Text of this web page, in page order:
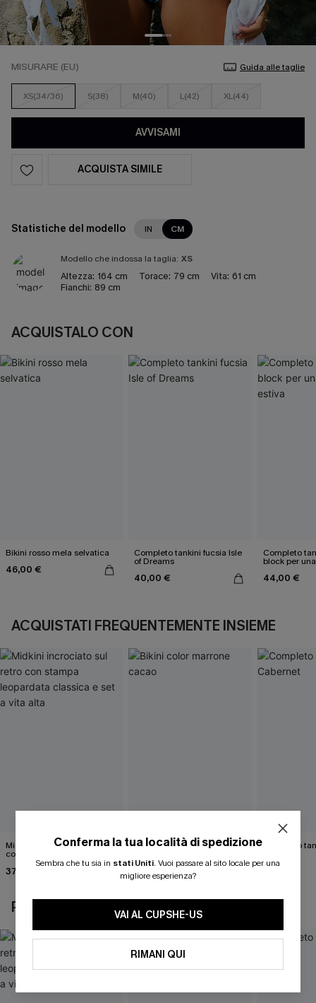
MISURARE (EU) Guida alle taglie
XS(34/36) S(38) M(40) L(42) XL(44)
AVVISAMI
ACQUISTA SIMILE
Statistiche del modello IN CM
Modello che indossa la taglia: XS
Altezza: 164 cm Torace: 79 cm Vita: 61 cm
Fianchi: 89 cm
ACQUISTALO CON
Bikini rosso mela selvatica
46,00 €
Completo tankini fucsia Isle
of Dreams
40,00 €
Completo
block per
44,00 €
ACQUISTATI FREQUENTEMENTE INSIEME
Midkini incrociato sul retro
con stampa leopardata
classica e set a vita alta
37,00 €
Bikini color marrone cacao
40,00 €
Completo
POTREBBE INTERESSARTI ANCHE
Conferma la tua località di spedizione
Sembra che tu sia in stati Uniti. Vuoi passare al sito locale per una
migliore esperienza?
VAI AL CUPSHE-US
RIMANI QUI